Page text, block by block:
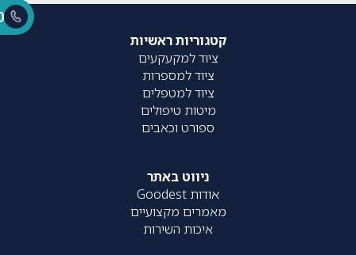
קטגוריות ראשיות
ציוד למקעקעים
ציוד למספרות
ציוד למטפלים
מיטות טיפולים
ספורט וכאבים
ניווט באתר
אודות Goodest
מאמרים מקצועיים
איכות השירות